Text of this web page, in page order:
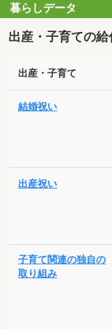
暮らしデータ
出産・子育ての給
出産・子育て
結婚祝い
出産祝い
子育て関連の独自の
取り組み